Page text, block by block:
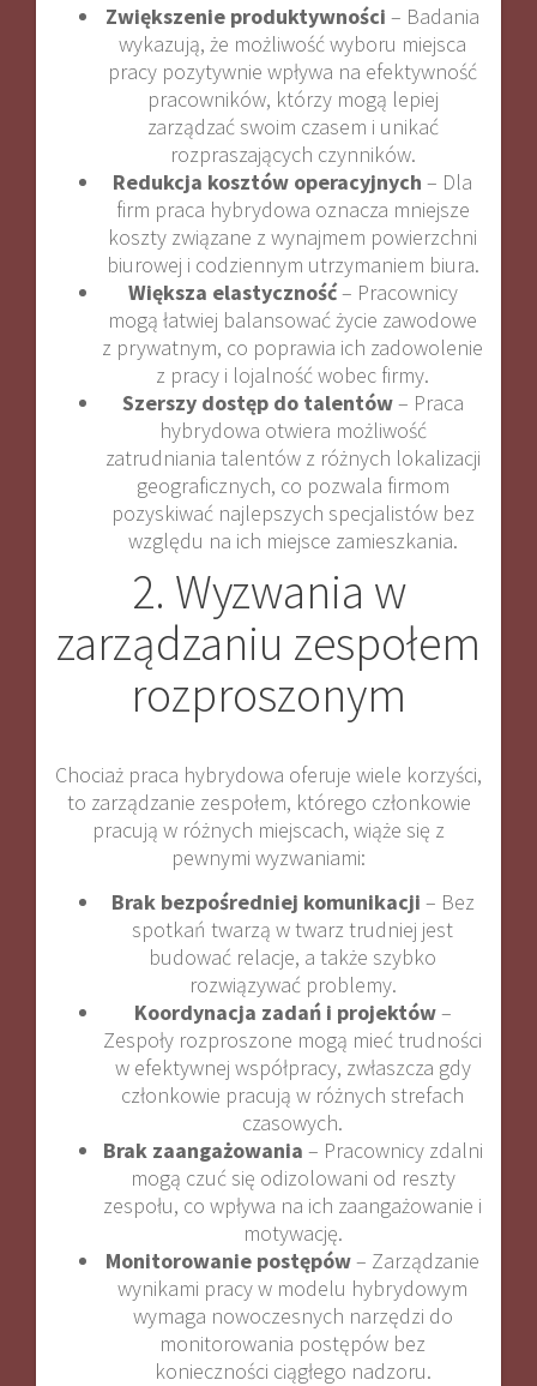
Zwiększenie produktywności – Badania
wykazują, że możliwość wyboru miejsca
pracy pozytywnie wpływa na efektywność
pracowników, którzy mogą lepiej
zarządzać swoim czasem i unikać
rozpraszających czynników.
Redukcja kosztów operacyjnych – Dla
firm praca hybrydowa oznacza mniejsze
koszty związane z wynajmem powierzchni
biurowej i codziennym utrzymaniem biura.
Większa elastyczność– Pracownicy
mogą łatwiej balansować życie zawodowe
z prywatnym, co poprawia ich zadowolenie
z pracy i lojalność wobec firmy.
Szerszy dostęp do talentów– Praca
hybrydowa otwiera możliwość
zatrudniania talentów z różnych lokalizacji
geograficznych, co pozwala firmom
pozyskiwać najlepszych specjalistów bez
względu na ich miejsce zamieszkania.
2. Wyzwania w
zarządzaniu zespołem
rozproszonym
Chociaż praca hybrydowa oferuje wiele korzyści,
to zarządzanie zespołem, którego członkowie
pracują w różnych miejscach, wiąże się z
pewnymi wyzwaniami:
Brak bezpośredniej komunikacji – Bez
spotkań twarzą w twarz trudniej jest
budować relacje, a także szybko
rozwiązywać problemy.
Koordynacja zadań i projektów–
Zespoły rozproszone mogą mieć trudności
w efektywnej współpracy, zwłaszcza gdy
członkowie pracują w różnych strefach
czasowych.
Brak zaangażowania – Pracownicy zdalni
mogą czuć się odizolowani od reszty
zespołu, co wpływa na ich zaangażowanie i
motywację.
Monitorowanie postępów– Zarządzanie
wynikami pracy w modelu hybrydowym
wymaga nowoczesnych narzędzi do
monitorowania postępów bez
konieczności ciągłego nadzoru.